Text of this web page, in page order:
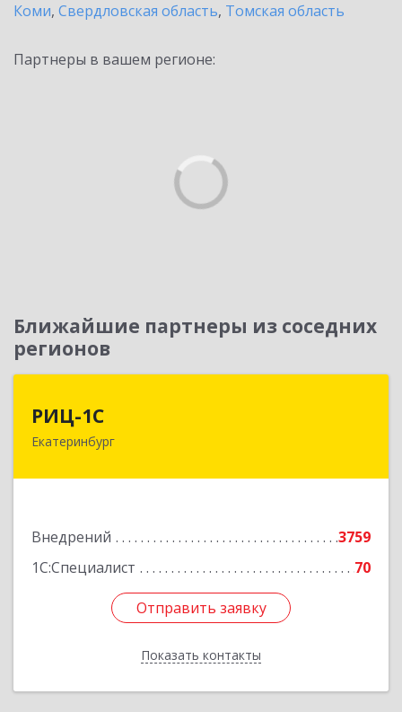
Коми, Свердловская область, Томская область
Партнеры в вашем регионе:
Ближайшие партнеры из соседних
регионов
РИЦ-1С
Екатеринбург
Внедрений
3759
1С:Специалист
70
Отправить заявку
Показать контакты
620102, Свердловская обл, Екатеринбург г,
Отправить заявку
Назад